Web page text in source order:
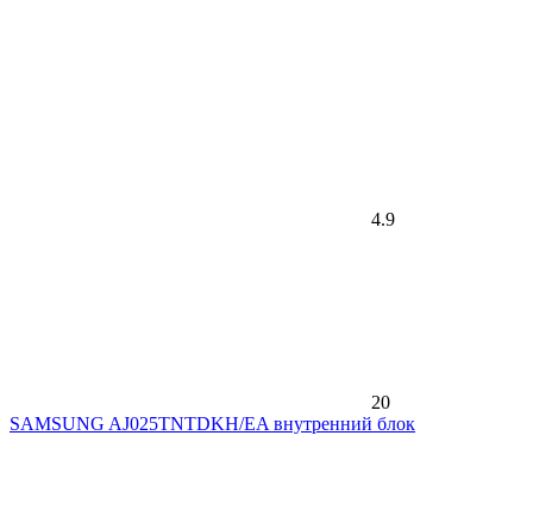
4.9
20
SAMSUNG AJ025TNTDKH/EA внутренний блок